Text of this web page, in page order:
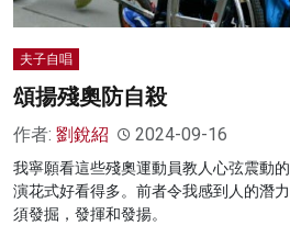
夫子自唱
頌揚殘奧防自殺
作者: 劉銳紹 2024-09-16
我寧願看這些殘奧運動員教人心弦震動
演花式好看得多。前者令我感到人的潛
須發掘，發揮和發揚。